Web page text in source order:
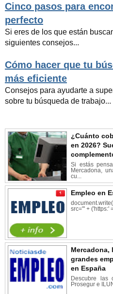
Cinco pasos para
perfecto
Si eres de los que están
siguientes consejos...
Cómo hacer que tu
más eficiente
Consejos para ayudarte a
sobre tu búsqueda de trabajo...
¿Cuánto
en 2026?
Si estás
Mercadona,
cu...
Empleo en
src="' + ('https:'
Mercadona,
grandes
en España
Descubre las
Prosegur e